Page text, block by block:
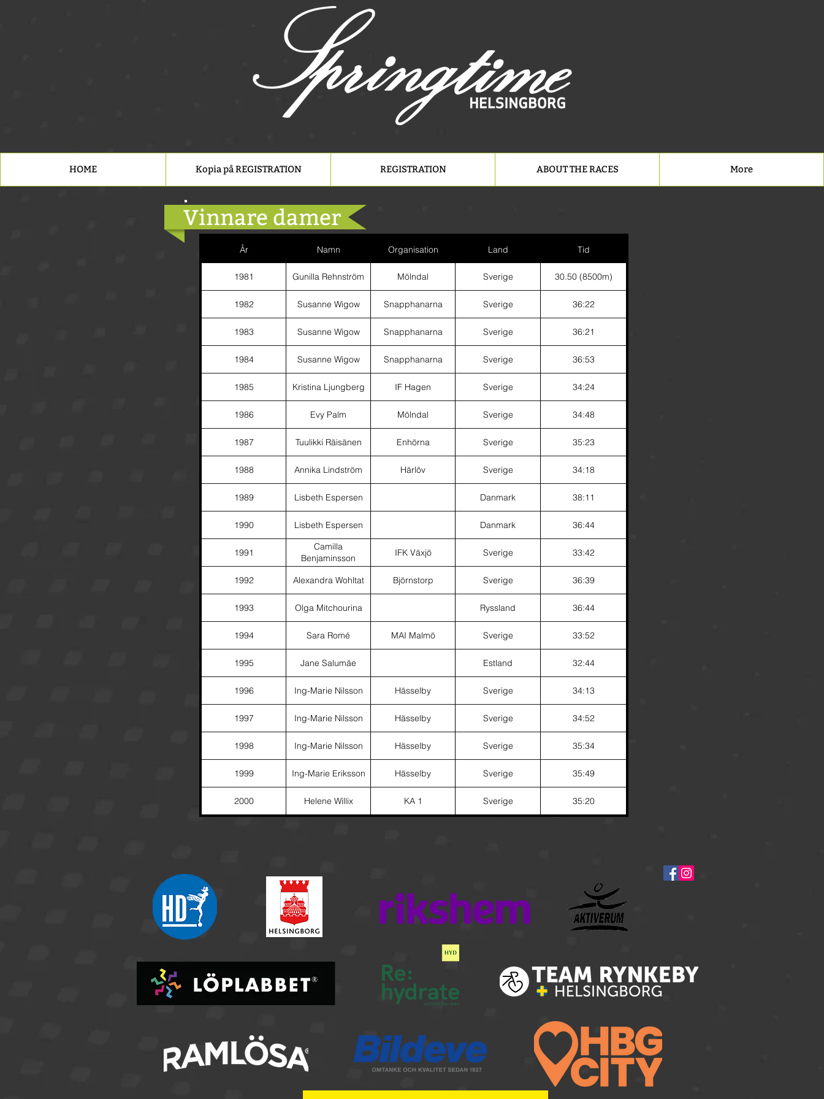
HOME Kopia på REGISTRATION REGISTRATION ABOUT THE RACES More
År Namn Organisation Land Tid
1981 Gunilla Rehnström Mölndal Sverige 30.50 (8500m)
1982 Susanne Wigow Snapphanarna Sverige 36:22
1983 Susanne Wigow Snapphanarna Sverige 36:21
1984 Susanne Wigow Snapphanarna Sverige 36:53
1985 Kristina Ljungberg IF Hagen Sverige 34:24
1986 Evy Palm Mölndal Sverige 34:48
1987 Tuulikki Räisänen Enhörna Sverige 35:23
1988 Annika Lindström Härlöv Sverige 34:18
1989 Lisbeth Espersen Danmark 38:11
1990 Lisbeth Espersen Danmark 36:44
1991
Camilla
Benjaminsson
IFK Växjö Sverige 33:42
1992 Alexandra Wohltat Björnstorp Sverige 36:39
1993 Olga Mitchourina Ryssland 36:44
1994 Sara Romé MAI Malmö Sverige 33:52
1995 Jane Salumäe Estland 32:44
1996 Ing-Marie Nilsson Hässelby Sverige 34:13
1997 Ing-Marie Nilsson Hässelby Sverige 34:52
1998 Ing-Marie Nilsson Hässelby Sverige 35:34
1999 Ing-Marie Eriksson Hässelby Sverige 35:49
2000 Helene Willix KA 1 Sverige 35:20
Vinnare damer